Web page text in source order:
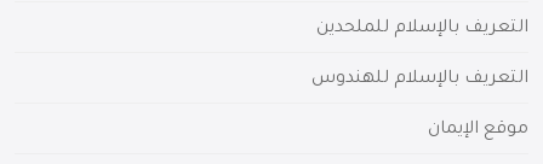
التعريف بالإسلام للملحدين
التعريف بالإسلام للهندوس
موقع الإيمان